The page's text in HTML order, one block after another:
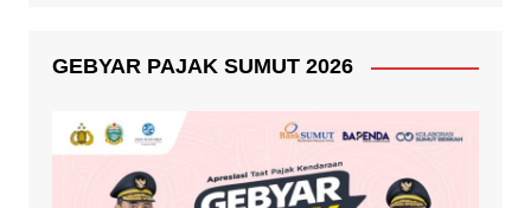
GEBYAR PAJAK SUMUT 2026